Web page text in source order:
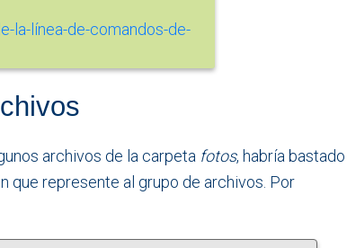
archivos de la carpeta fotos, habría bastado
que represente al grupo de archivos. Por